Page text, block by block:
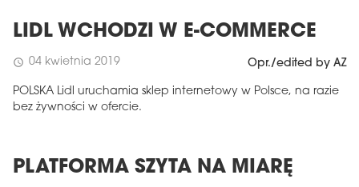
LIDL WCHODZI W E-COMMERCE
schedule 04 kwietnia 2019 Opr./edited by AZ
POLSKA Lidl uruchamia sklep internetowy w Polsce, na razie
bez żywności w ofercie.
PLATFORMA SZYTA NA MIARĘ